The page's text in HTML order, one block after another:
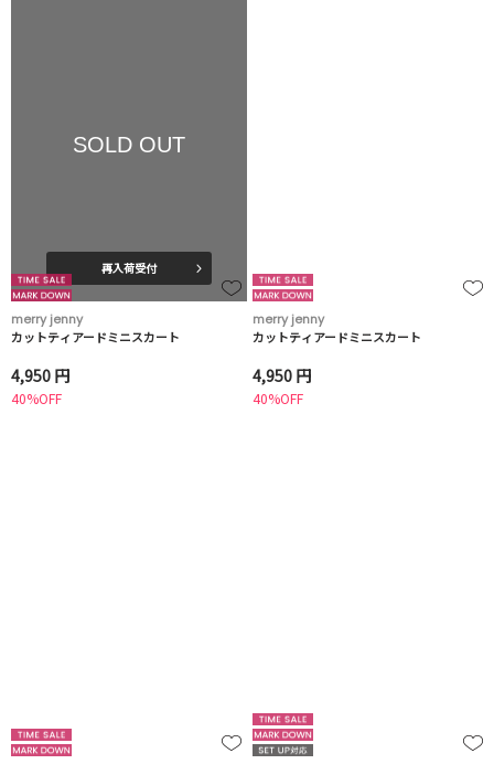
SOLD OUT
再入荷受付
merry jenny
カットティアードミニスカート
4,950 円
40%OFF
merry jenny
カットティアードミニスカート
4,950 円
40%OFF